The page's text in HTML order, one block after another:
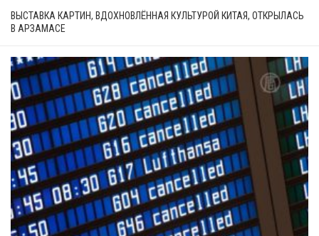
ВЫСТАВКА КАРТИН, ВДОХНОВЛЁННАЯ КУЛЬТУРОЙ КИТАЯ, ОТКРЫЛАСЬ
В АРЗАМАСЕ